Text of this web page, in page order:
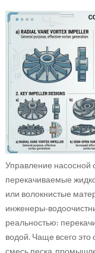
Управление насосной
перекачиваемые
или волокнистые
инженеры-
реальностью:
водой. Чаще всего это